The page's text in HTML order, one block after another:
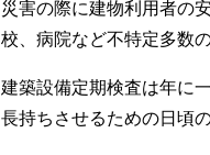
災害の際に建物利用者の
校、病院など不特定多数
建築設備定期検査は年に
長持ちさせるための日頃